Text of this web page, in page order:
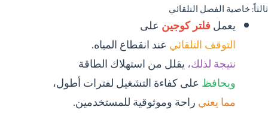
ثالثاً: خاصية الفصل التلقائي
يعملفلتر كوجين على
التوقف التلقائي عند انقطاع المياه.
نتيجة لذلك،يقلل من استهلاك الطاقة
ويحافظ على كفاءة التشغيل لفترات أطول،
مما يعنيراحة وموثوقية للمستخدمين.